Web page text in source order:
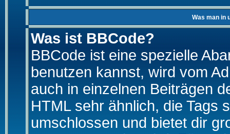
Was man in
Was ist BBCode?
BBCode ist eine spezielle
benutzen kannst, wird vom
auch in einzelnen Beiträgen
HTML sehr ähnlich, die Tags
umschlossen und bietet dir